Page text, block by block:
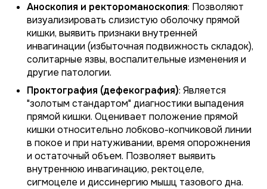
Аноскопия и ректороманоскопия: Позволяют
визуализировать слизистую оболочку прямой
кишки, выявить признаки внутренней
инвагинации (избыточная подвижность складок),
солитарные язвы, воспалительные изменения и
другие патологии.
Проктография (дефекография): Является
"золотым стандартом" диагностики выпадения
прямой кишки. Оценивает положение прямой
кишки относительно лобково-копчиковой линии
в покое и при натуживании, время опорожнения
и остаточный объем. Позволяет выявить
внутреннюю инвагинацию, ректоцеле,
сигмоцеле и диссинергию мышц тазового дна.